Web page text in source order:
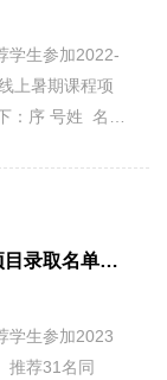
教授和浙江大
奖委员会先后
（2012）、拓
于量子纠缠的
等领域。未来量
非平衡动力学
和相互作用量
与会学者就拓
域化，演生的
学生参加2022-
上暑期课程项
：序 号姓 名学
赵
骎
陈
子扬
关于公布2023年新加坡暑期海外访学项目录取名单的通知
学生参加2023
推荐31名同